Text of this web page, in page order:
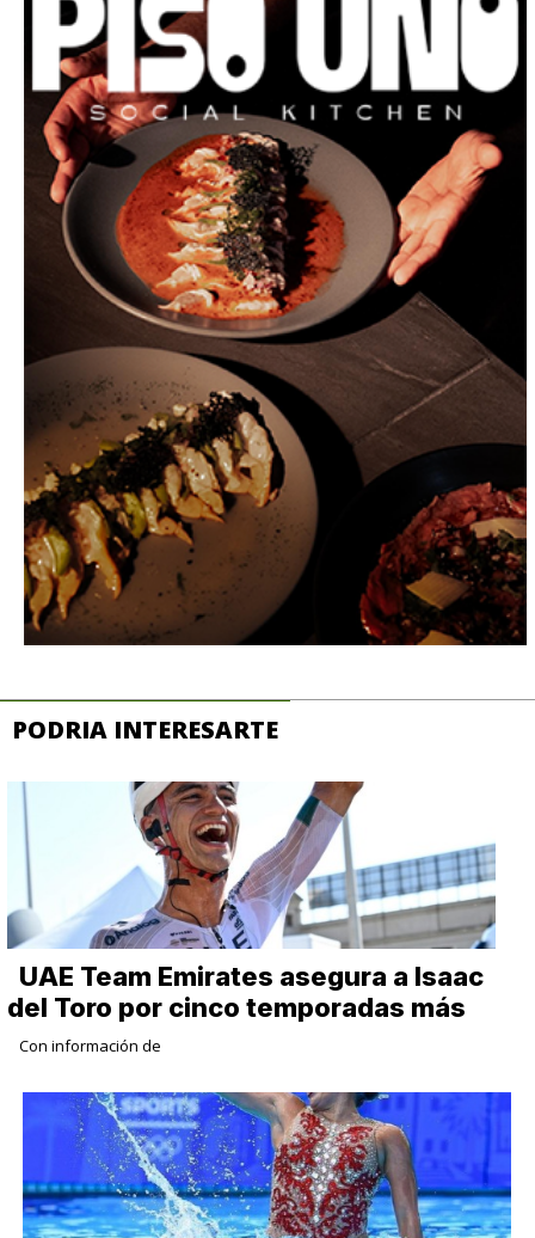
PODRIA INTERESARTE
UAE Team Emirates asegura a Isaac
del Toro por cinco temporadas más
Con información de